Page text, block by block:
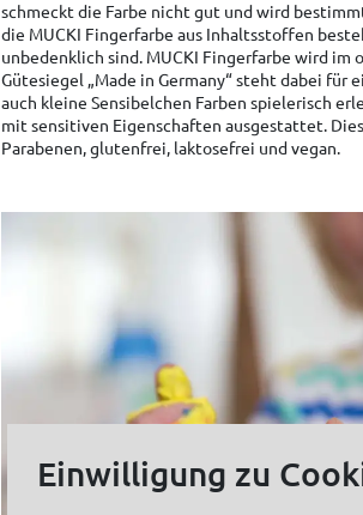
schmeckt die Farbe nicht gut und wird
die MUCKI Fingerfarbe aus Inhaltsstoffen
unbedenklich sind. MUCKI Fingerfarbe wird
Gütesiegel „Made in Germany“ steht dabei
auch kleine Sensibelchen Farben spielerisch
mit sensitiven Eigenschaften ausgestattet.
Parabenen, glutenfrei, laktosefrei und vegan.
Einwilligung zu